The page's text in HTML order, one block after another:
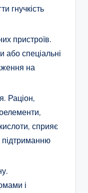
гнучкість
пристроїв.
або спеціальні
на
Раціон,
сприяє
і